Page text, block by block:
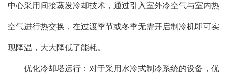
中心采用间接蒸发冷却技术，通过引入室外冷空气与室内热
空气进行热交换，在过渡季节或冬季无需开启制冷机即可实
现降温，大大降低了能耗。
优化冷却塔运行：对于采用水冷式制冷系统的设备，优